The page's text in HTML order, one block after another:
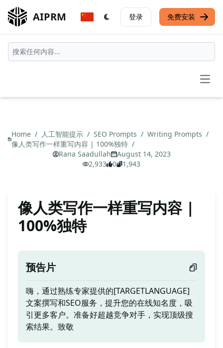
AIPRM 登录 免费安装
Home / 人工智能提示 / SEO Prompts / Writing Prompts /
像人类写作一样重写内容 | 100%独特 /
Rana Saadullah
August 14, 2023
2,933
0 1,943
像人类写作一样重写内容 |
100%独特
预告片
嗨，通过熟练专家提供的[TARGETLANGUAGE]
文案撰写和SEO服务，提升您的在线知名度，吸
引更多客户。准备好超越竞争对手，实现顶级搜
索结果。致敬